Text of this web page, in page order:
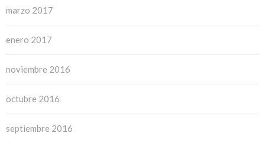
marzo 2017
enero 2017
noviembre 2016
octubre 2016
septiembre 2016